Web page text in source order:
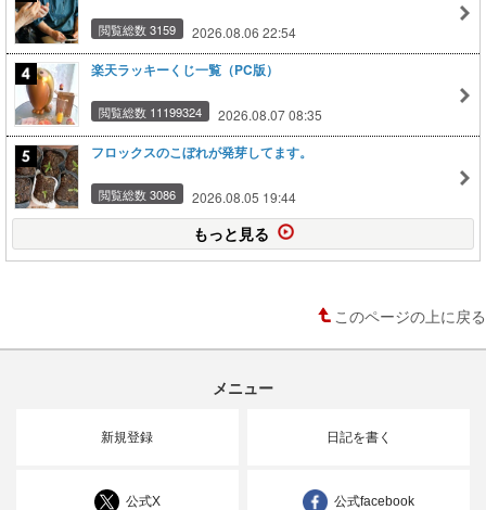
閲覧総数 3159 2026.08.06 22:54
楽天ラッキーくじ一覧（PC版）
閲覧総数 11199324 2026.08.07 08:35
フロックスのこぼれが発芽してます。
閲覧総数 3086 2026.08.05 19:44
もっと見る
このページの上に戻る
メニュー
新規登録 日記を書く
公式X 公式facebook